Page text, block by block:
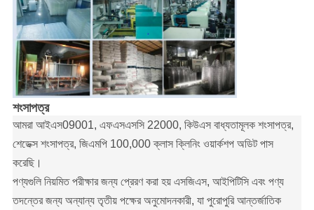
শংসাপত্র
আমরা আইএস09001, এফএসএসসি 22000, কিউএস বাধ্যতামূলক শংসাপত্র,
শেডেক্স শংসাপত্র, জিএমপি 100,000 ক্লাস ক্লিনিং ওয়ার্কশপ অডিট পাস
করেছি।
পণ্যগুলি নিয়মিত পরীক্ষার জন্য প্রেরণ করা হয় এসজিএস, আইপিটিসি এবং পণ্য
তদন্তের জন্য অন্যান্য তৃতীয় পক্ষের অনুমোদনকারী, যা পুরোপুরি আন্তর্জাতিক